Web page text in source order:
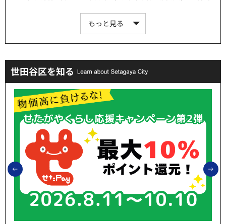
もっと見る
世田谷区を知る
前のスライドを表示